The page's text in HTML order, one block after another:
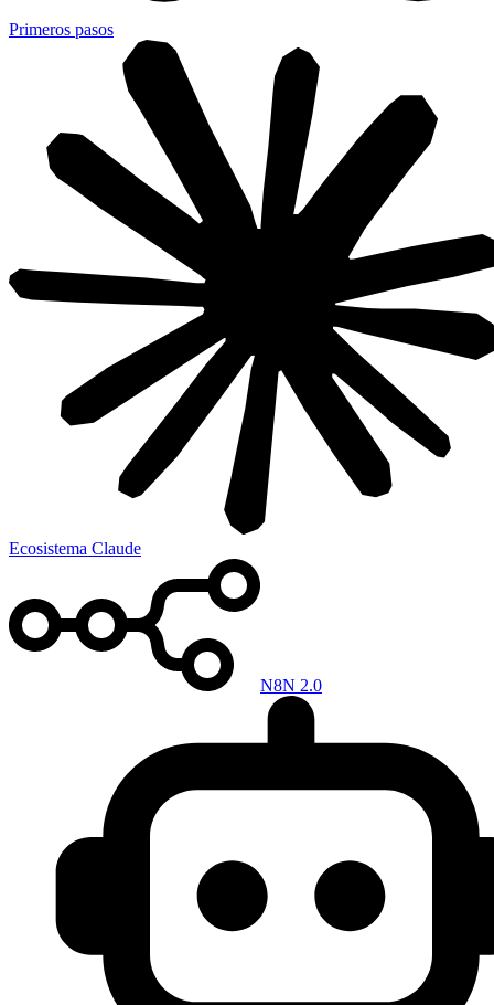
Primeros pasos
Ecosistema Claude
N8N 2.0